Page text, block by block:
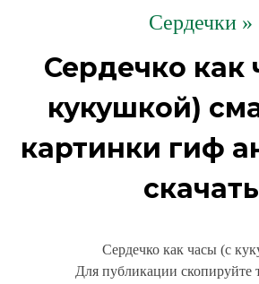
Сердечки »
Сердечко как
кукушкой)
картинки гиф
скачать
Сердечко как часы (с
Для публикации скопируйте